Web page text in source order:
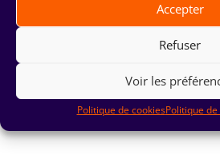
Accepter
Refuser
Voir les
Politique de cookiesPolitique